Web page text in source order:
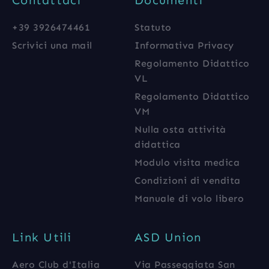
+39 3926474461
Scrivici una mail
Statuto
Informativa Privacy
Regolamento Didattico
VL
Regolamento Didattico
VM
Nulla osta attività
didattica
Modulo visita medica
Condizioni di vendita
Manuale di volo libero
Link Utili
Aero Club d'Italia
ASD Union
Via Passeggiata San